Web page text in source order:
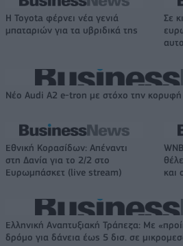
Η Toyota φέρνει νέα γενιά
μπαταριών για τα υβριδικά της
Σε
Νέο Audi A2 e-tron με στόχο την κορυφή
Εθνική Κορασίδων: Απέναντι
στη Δανία για το 2/2 στο
Ευρωμπάσκετ (live stream)
και
Ελληνική Αναπτυξιακή Τράπεζα: Με
δρόμο για δάνεια έως 5 δισ. σε